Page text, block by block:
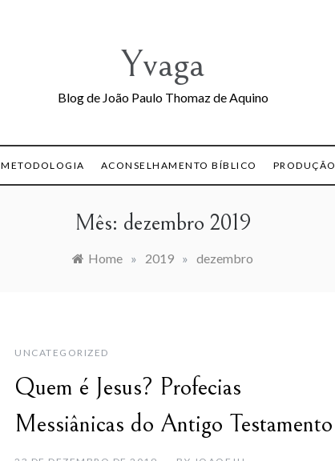
Yvaga
Blog de João Paulo Thomaz de Aquino
METODOLOGIA ACONSELHAMENTO BÍBLICO PRODUÇÃO
Mês: dezembro 2019
Home » 2019 » dezembro
UNCATEGORIZED
Quem é Jesus? Profecias
Messiânicas do Antigo Testamento